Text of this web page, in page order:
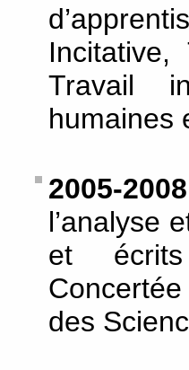
Incitative,
Travail
humaines
2005-
l’analyse
et
des